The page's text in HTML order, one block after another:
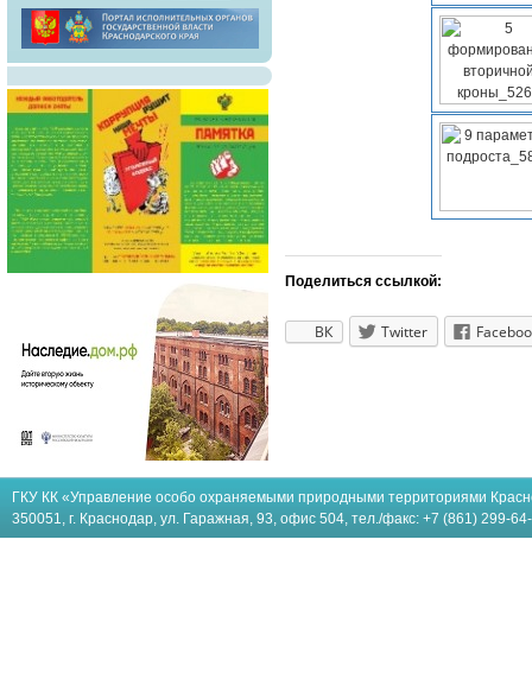
Поделиться ссылкой:
ВК Twitter
ГКУ КК «Управление особо охраняемыми природными территориями
350051, г. Краснодар, ул. Гаражная, 93, офис 504, тел./факс: +7 (861) 299-